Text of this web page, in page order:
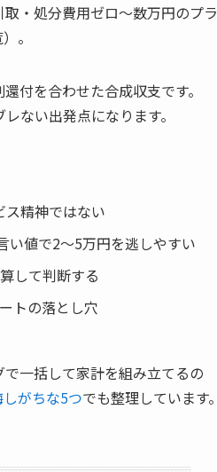
・処分費用ゼロ〜数万円のプラ
。
付を合わせた合成収支です。
ない出発点になります。
ス精神ではない
い値で2〜5万円を逃しやすい
して判断する
トの落とし穴
一括して家計を組み立てるの
がちな5つでも整理しています。